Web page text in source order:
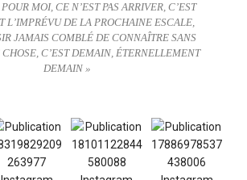
MOI, CE N’EST PAS ARRIVER, C’EST
L’IMPRÉVU DE LA PROCHAINE ESCALE,
JAMAIS COMBLÉ DE CONNAÎTRE SANS
CHOSE, C’EST DEMAIN, ÉTERNELLEMENT
DEMAIN »